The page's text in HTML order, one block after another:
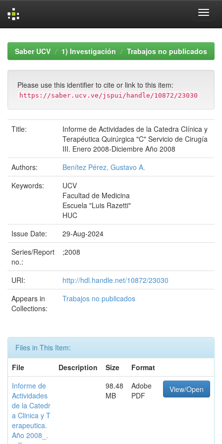
navigationSaber UCV 1) Investigación Trabajos no publicados
Please use this identifier to cite or link to this item:
https://saber.ucv.ve/jspui/handle/10872/23030
Title:
Informe de Actividades de la Catedra Clínica y
Terapéutica Quirúrgica "C" Servicio de Cirugía
III. Enero 2008-Diciembre Año 2008
Authors:
Benítez Pérez, Gustavo A.
Keywords:
UCV
Facultad de Medicina
Escuela "Luis Razetti"
HUC
Issue Date:
29-Aug-2024
Series/Report
no.:
;2008
URI:
http://hdl.handle.net/10872/23030
Appears in
Collections:
Trabajos no publicados
Files in This Item:
File
Description Size
Format
Informe de
Actividades
de la Catedr
a Clinica y T
erapeutica.
Año 2008_.
98.48
MB
Adobe
PDF
View/Open